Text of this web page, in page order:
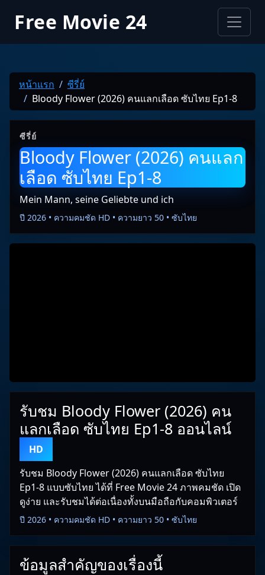
Free Movie 24
หน้าแรก
ซีรี่ย์
Bloody Flower (2026) คนแลกเลือด ซับไทย Ep1-8
ซีรี่ย์
Bloody Flower (2026) คนแลก
เลือด ซับไทย Ep1-8
Mein Mann, seine Geliebte und ich
ปี 2026 • ความคมชัด HD • ความยาว 50 • ซับไทย
รับชม Bloody Flower (2026) คน
แลกเลือด ซับไทย Ep1-8 ออนไลน์
HD
รับชม Bloody Flower (2026) คนแลกเลือด ซับไทย
Ep1-8 แบบซับไทย ได้ที่ Free Movie 24 ภาพคมชัด เปิด
ดูง่าย และรับชมได้ต่อเนื่องทั้งบนมือถือกับคอมพิวเตอร์
ปี 2026 • ความคมชัด HD • ความยาว 50 • ซับไทย
ข้อมูลสำคัญของเรื่องนี้